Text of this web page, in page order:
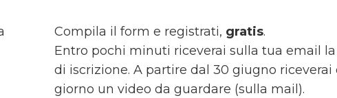
Compila il form e registrati, gratis.
Entro pochi minuti riceverai sulla tua email
di iscrizione. A partire dal 30 giugno riceverai
giorno un video da guardare (sulla mail).